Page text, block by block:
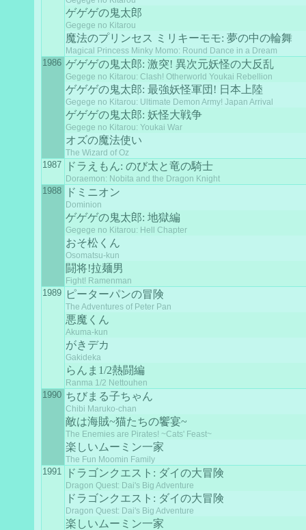
ゲゲゲの鬼太郎
Gegege no Kitarou
魔法のプリンセス ミリキーモモ: 夢の中の輪舞
Magical Princess Minky Momo: Round Dance in a Dream
1986 ゲゲゲの鬼太郎: 激突! 異次元妖怪の大反乱
Gegege no Kitarou: Clash! Otherworld Youkai Rebellion
ゲゲゲの鬼太郎: 最強妖怪軍団! 日本上陸
Gegege no Kitarou: Ultimate Demon Army! Japan Arrival
ゲゲゲの鬼太郎: 妖怪大戦争
Gegege no Kitarou: Youkai War
オズの魔法使い
The Wizard of Oz
1987 ドラえもん: のび太と竜の騎士
Doraemon: Nobita and the Dragon Knight
1988 ドミニオン
Dominion
ゲゲゲの鬼太郎: 地獄編
Gegege no Kitarou: Hell Chapter
おそ松くん
Osomatsu-kun
闘将!拉麺男
Fight! Ramenman
1989 ピーターパンの冒険
The Adventures of Peter Pan
悪魔くん
Akuma-kun
がきデカ
Gakideka
らんま1/2熱闘編
Ranma 1/2 Nettouhen
1990 ちびまる子ちゃん
Chibi Maruko-chan
敵は海賊~猫たちの饗宴~
The Enemies are Pirates! ~Cats' Feast~
楽しいムーミン一家
The Fun Moomin Family
1991 ドラゴンクエスト: ダイの大冒険
Dragon Quest: Dai's Big Adventure
ドラゴンクエスト: ダイの大冒険
Dragon Quest: Dai's Big Adventure
楽しいムーミン一家